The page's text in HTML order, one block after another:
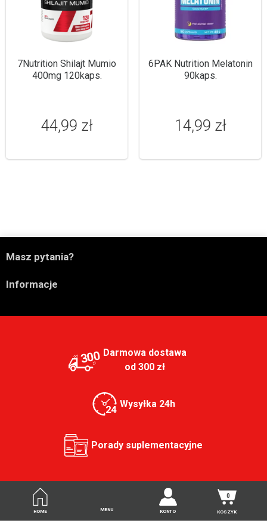
HOME MENU KONTO
0
KOSZYK
7Nutrition Shilajt Mumio
400mg 120kaps.
44,99 zł
6PAK Nutrition Melatonin
90kaps.
14,99 zł
Masz pytania?
Informacje
300 Darmowa dostawa
od 300 zł
Wysyłka 24h
Porady suplementacyjne